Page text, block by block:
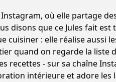
où elle partage des idées
disons que ce Jules fait
cuisiner : elle réalise aussi
quand on regarde la
recettes - sur sa chaîne
intérieure et adore les